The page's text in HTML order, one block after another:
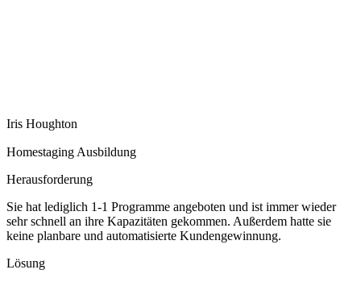
Iris Houghton
Homestaging Ausbildung
Herausforderung
Sie hat lediglich 1-1 Programme angeboten und ist immer wieder
sehr schnell an ihre Kapazitäten gekommen. Außerdem hatte sie
keine planbare und automatisierte Kundengewinnung.
Lösung